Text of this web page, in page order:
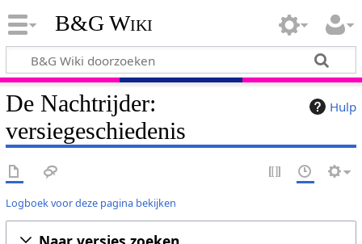
B&G Wiki
Hulp
De Nachtrijder:
versiegeschiedenis
Logboek voor deze pagina bekijken